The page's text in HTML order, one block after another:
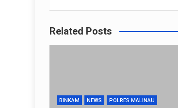
Related Posts
BINKAM NEWS POLRES MALINAU